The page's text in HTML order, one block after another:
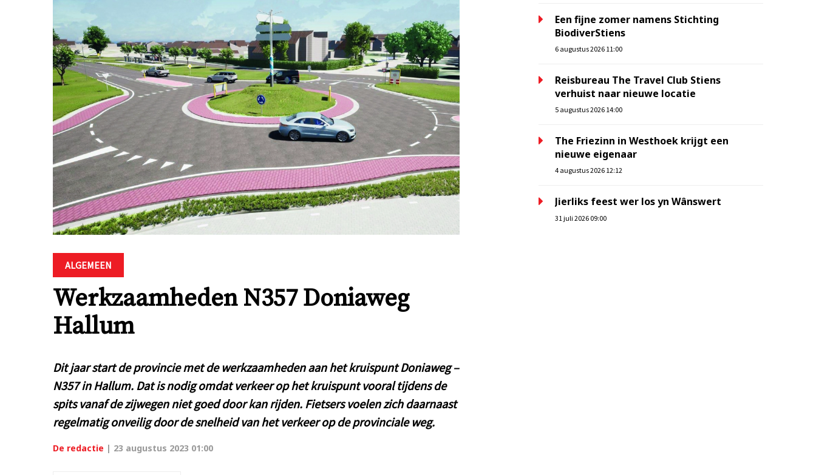
ALGEMEEN
Werkzaamheden N357 Doniaweg
Hallum
Dit jaar start de provincie met de werkzaamheden aan het kruispunt Doniaweg –
N357 in Hallum. Dat is nodig omdat verkeer op het kruispunt vooral tijdens de
spits vanaf de zijwegen niet goed door kan rijden. Fietsers voelen zich daarnaast
regelmatig onveilig door de snelheid van het verkeer op de provinciale weg.
De redactie | 23 augustus 2023 01:00
Een fijne zomer namens Stichting
BiodiverStiens
6 augustus 2026 11:00
Reisbureau The Travel Club Stiens
verhuist naar nieuwe locatie
5 augustus 2026 14:00
The Friezinn in Westhoek krijgt een
nieuwe eigenaar
4 augustus 2026 12:12
Jierliks feest wer los yn Wânswert
31 juli 2026 09:00